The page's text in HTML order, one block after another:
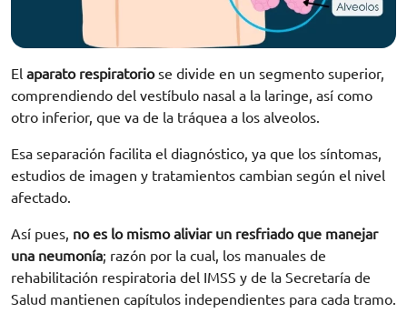
El aparato respiratoriose divide en un segmento superior,
comprendiendo del vestíbulo nasal a la laringe, así como
otro inferior, que va de la tráquea a los alveolos.
Esa separación facilita el diagnóstico, ya que los síntomas,
estudios de imagen y tratamientos cambian según el nivel
afectado.
Así pues, no es lo mismo aliviar un resfriado que manejar
una neumonía; razón por la cual, los manuales de
rehabilitación respiratoria del IMSS y de la Secretaría de
Salud mantienen capítulos independientes para cada tramo.